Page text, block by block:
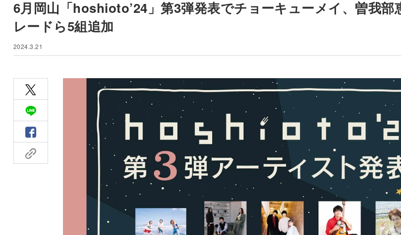
6月岡山「hoshioto’24」第3弾発表でチョーキューメイ、曽我部
レードら5組追加
2024.3.21